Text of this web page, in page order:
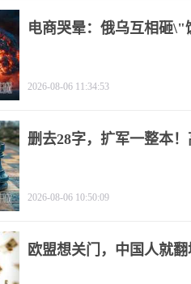
电商哭晕：俄乌互相砸\"
2026-08-06 11:34:53
删去28字，扩军一整本
2026-08-06 10:50:09
欧盟想关门，中国人就